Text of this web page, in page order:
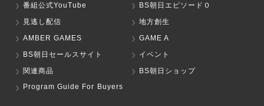
番組公式YouTube
BS朝日エピソード０
見逃し配信
地方創生
AMBER GAMES
GAME A
BS朝日セールスサイト
イベント
関連商品
BS朝日ショップ
Program Guide For Buyers